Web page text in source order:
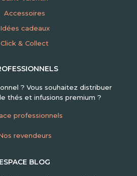
Accessoires
Idées cadeaux
Click & Collect
? Vous souhaitez distribuer
thés et infusions premium ?
professionnels
revendeurs
ESPACE BLOG